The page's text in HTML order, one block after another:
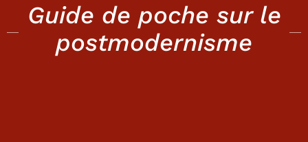
Guide de poche sur le
postmodernisme